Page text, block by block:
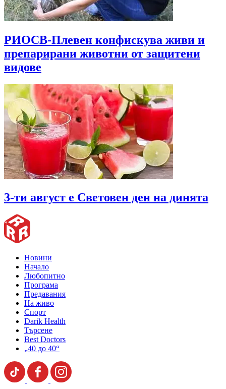
РИОСВ-Плевен конфискува живи и
препарирани животни от защитени
видове
3-ти август е Световен ден на динята
Новини
Начало
Любопитно
Програма
Предавания
На живо
Спорт
Darik Health
Търсене
Best Doctors
„40 до 40“